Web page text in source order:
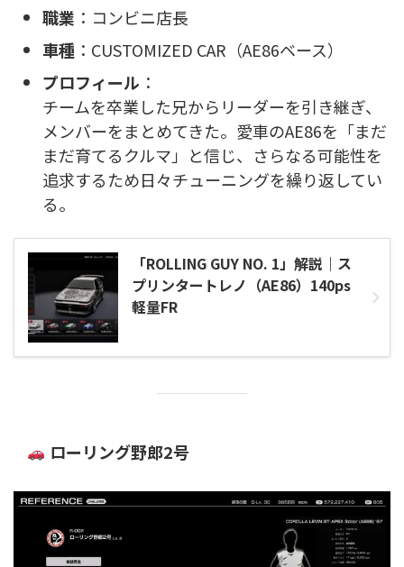
職業 ：コンビニ店長
車種 ：CUSTOMIZED CAR（AE86ベース）
プロフィール ：
チームを卒業した兄からリーダーを引き継ぎ、
メンバーをまとめてきた。愛車のAE86を「まだ
まだ育てるクルマ」と信じ、さらなる可能性を
追求するため日々チューニングを繰り返してい
る。
「ROLLING GUY NO. 1」解説｜ス
プリンタートレノ（AE86）140ps
軽量FR
ローリング野郎2号